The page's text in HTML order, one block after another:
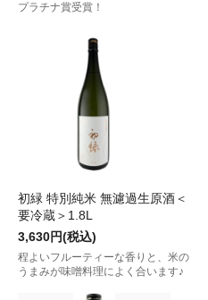
プラチナ賞受賞！
初緑 特別純米 無濾過生原酒＜
要冷蔵＞1.8L
3,630円(税込)
程よいフルーティーな香りと、米の
うまみが味噌料理によく合います♪